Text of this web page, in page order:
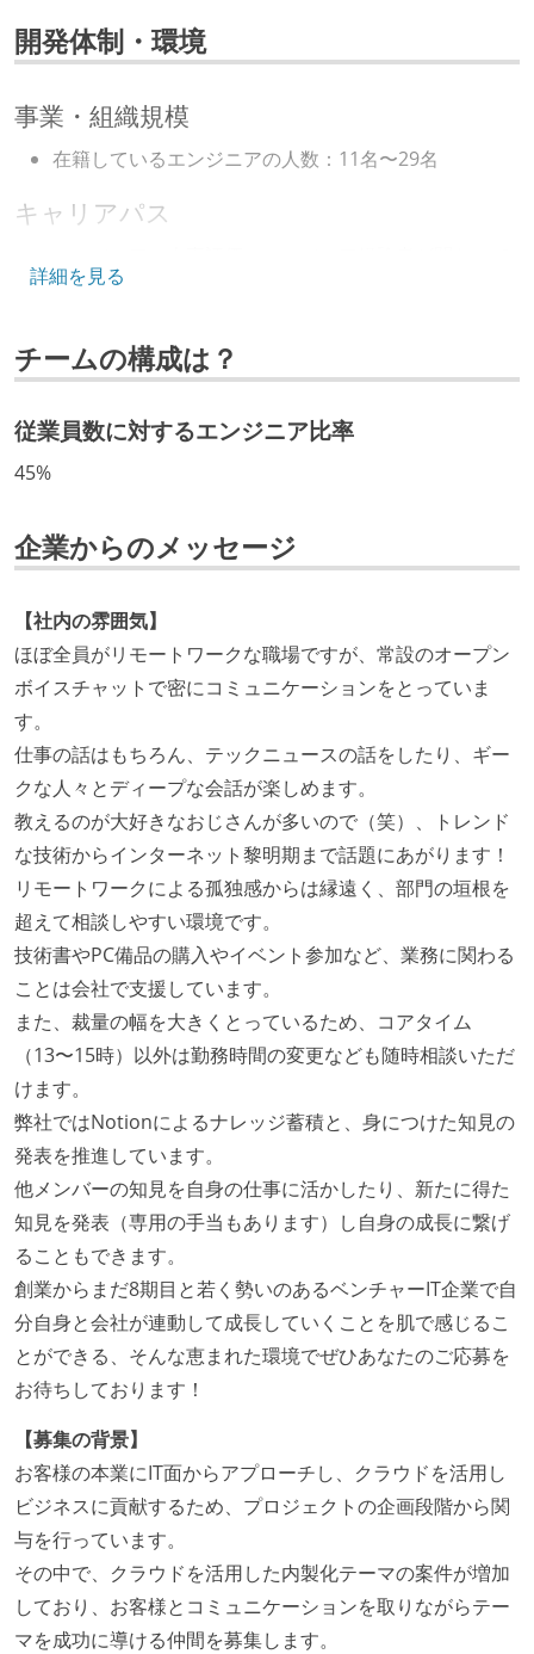
開発体制・環境
事業・組織規模
在籍しているエンジニアの人数：11名〜29名
キャリアパス
いる
技術カルチャー
経営トップがエンジニア出身、または現役のエンジニ
アである
Slack等で、最新技術の良し悪しをメンバーがよく会話
開発メンバーの裁量
ロントエンド、バックエンド、インフラといった役割
の境界を超えて、個人が必要な範囲にまで染み出して
いく姿勢が根付いている
となって行う
全体のスケジュール管理は、途中の成果を随時確認し
ながら、納期または盛り込む機能を柔軟に調整する形
で行う
コード品質向上のための取り組み
本番にデプロイされるコードには、全てコードレビュ
ーまたはペアプログラミングを実施している
「リファクタリングは随時行われるべき」という価値
観をメンバー全員が共有しており、日常的に実施して
いる
何らかのコーディング規約をチーム全体で遵守するよ
うにしている
ワークフローの整備
全てのコードをバージョン管理ツールで管理している
各メンバーが実装したコードのマージは Pull Request
ベースで行われる
コードによるインフラ構成管理（Infrastructure as
Code）の環境が整備されている
オープンな情報共有
ドキュメントの整備やペアプロ、モブワークなど、ナ
レッジの共有を積極的に行っている（属人性を減らす
取り組みをしている）
大規模サービスの開発
同時接続ユーザー数（数千以上）
詳細を見る
チームの構成は？
従業員数に対するエンジニア比率
45%
企業からのメッセージ
【社内の雰囲気】
ほぼ全員がリモートワークな職場ですが、常設のオープン
ボイスチャットで密にコミュニケーションをとっていま
す。
仕事の話はもちろん、テックニュースの話をしたり、ギー
クな人々とディープな会話が楽しめます。
教えるのが大好きなおじさんが多いので（笑）、トレンド
な技術からインターネット黎明期まで話題にあがります！
リモートワークによる孤独感からは縁遠く、部門の垣根を
超えて相談しやすい環境です。
技術書やPC備品の購入やイベント参加など、業務に関わる
ことは会社で支援しています。
また、裁量の幅を大きくとっているため、コアタイム
（13〜15時）以外は勤務時間の変更なども随時相談いただ
けます。
弊社ではNotionによるナレッジ蓄積と、身につけた知見の
発表を推進しています。
他メンバーの知見を自身の仕事に活かしたり、新たに得た
知見を発表（専用の手当もあります）し自身の成長に繋げ
ることもできます。
創業からまだ8期目と若く勢いのあるベンチャーIT企業で自
分自身と会社が連動して成長していくことを肌で感じるこ
とができる、そんな恵まれた環境でぜひあなたのご応募を
お待ちしております！
【募集の背景】
お客様の本業にIT面からアプローチし、クラウドを活用し
ビジネスに貢献するため、プロジェクトの企画段階から関
与を行っています。
その中で、クラウドを活用した内製化テーマの案件が増加
しており、お客様とコミュニケーションを取りながらテー
マを成功に導ける仲間を募集します。